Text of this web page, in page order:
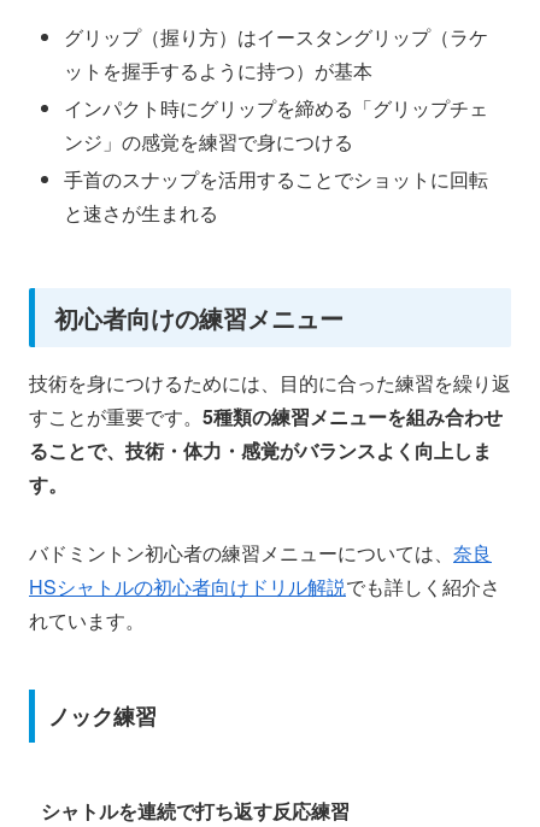
グリップ（握り方）はイースタングリップ（ラケ
ットを握手するように持つ）が基本
インパクト時にグリップを締める「グリップチェ
ンジ」の感覚を練習で身につける
手首のスナップを活用することでショットに回転
と速さが生まれる
初心者向けの練習メニュー
技術を身につけるためには、目的に合った練習を繰り返
すことが重要です。 5種類の練習メニューを組み合わせ
ることで、技術・体力・感覚がバランスよく向上しま
す。
バドミントン初心者の練習メニューについては、 奈良
HSシャトルの初心者向けドリル解説でも詳しく紹介さ
れています。
ノック練習
シャトルを連続で打ち返す反応練習